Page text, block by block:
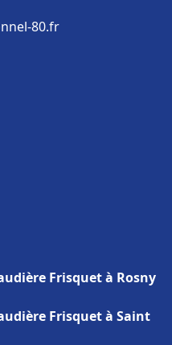
80.fr
Frisquet à Rosny
Frisquet à Saint